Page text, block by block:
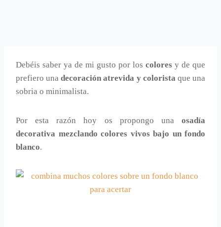
Debéis saber ya de mi gusto por los colores y de que
prefiero unadecoración atrevida y colorista que una
sobria o minimalista.
Por esta razón hoy os propongo una osadía
decorativa mezclando colores vivos bajo un fondo
blanco.